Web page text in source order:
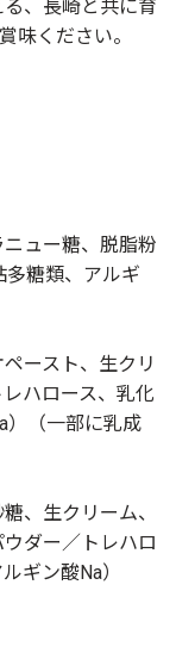
、長崎と共に育
味ください。
ュー糖、脱脂粉
多糖類、アルギ
ースト、生クリ
ハロース、乳化
）（一部に乳成
、生クリーム、
ダー／トレハロ
ギン酸Na）